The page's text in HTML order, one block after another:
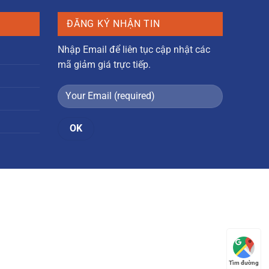
ĐĂNG KÝ NHẬN TIN
Nhập Email để liên tục cập nhật các
mã giảm giá trực tiếp.
Tìm đường